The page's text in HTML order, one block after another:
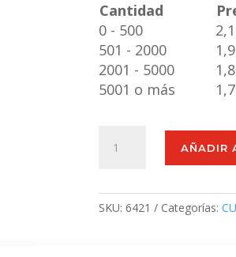
Cantidad
0 - 500
501 - 2000
2001 - 5000
5001 o más
Zonner
AÑADIR
SKU: 6421 Categorías: